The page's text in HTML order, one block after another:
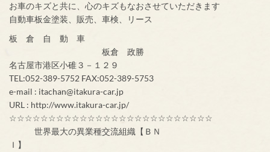
お車のキズと共に、心のキズもなおさせていただきます
自動車板金塗装、販売、車検、リース
板 倉 自 動 車
板倉 政勝
名古屋市港区小碓３－１２９
TEL:052-389-5752 FAX:052-389-5753
e-mail : itachan@itakura-car.jp
URL : http://www.itakura-car.jp/
☆☆☆☆☆☆☆☆☆☆☆☆☆☆☆☆☆☆☆☆☆☆☆☆☆☆
世界最大の異業種交流組織【ＢＮ
Ｉ】